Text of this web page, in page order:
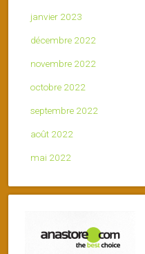
janvier 2023
décembre 2022
novembre 2022
octobre 2022
septembre 2022
août 2022
mai 2022